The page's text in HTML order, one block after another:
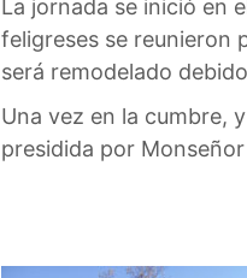
La jornada se inició en
feligreses se reunieron
será remodelado
Una vez en la cumbre,
presidida por